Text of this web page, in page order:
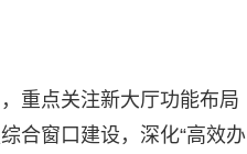
重点关注新大厅功能布局
合窗口建设，深化“高效办